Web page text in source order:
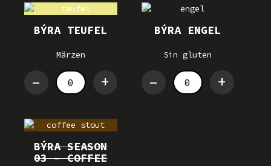
BÝRA TEUFEL
Märzen
– +
BÝRA ENGEL
Sin gluten
– +
BÝRA SEASON
03 – COFFEE